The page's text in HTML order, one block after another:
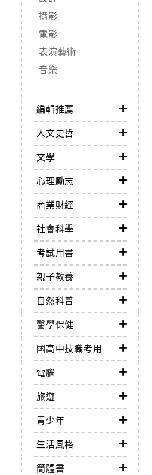
攝影
電影
表演藝術
音樂
編輯推薦
人文史哲
文學
心理勵志
商業財經
社會科學
考試用書
親子教養
自然科普
醫學保健
國高中技職考用
電腦
旅遊
青少年
生活風格
簡體書